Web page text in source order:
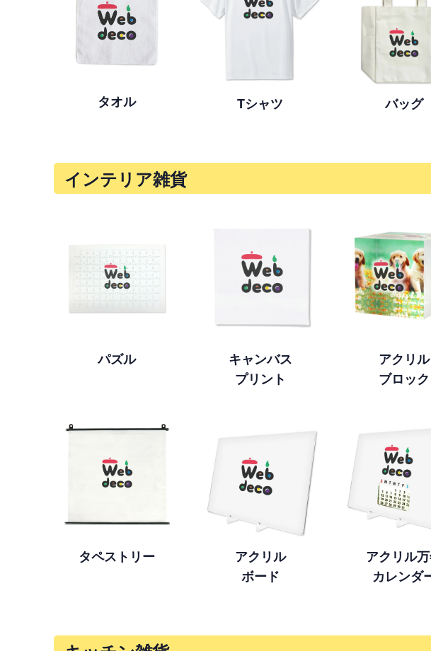
タオル Tシャツ バッグ
インテリア雑貨
パズル
キャンバス
プリント
アクリル
ブロック
タペストリー
アクリル
ボード
アクリル
カレンダ